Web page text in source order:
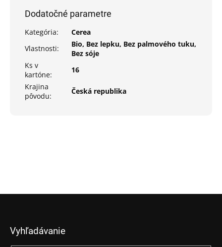
Dodatočné parametre
Kategória:
Cerea
Vlastnosti:
Bio, Bez lepku, Bez palmového tuku,
Bez sóje
Ks v
kartóne:
16
Krajina
pôvodu:
Česká republika
Vyhľadávanie